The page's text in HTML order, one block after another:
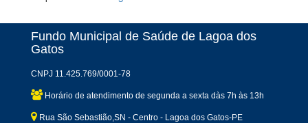
Fundo Municipal de Saúde de Lagoa dos
Gatos
CNPJ 11.425.769/0001-78
Horário de atendimento de segunda a sexta dàs 7h às 13h
Rua São Sebastião,SN - Centro - Lagoa dos Gatos-PE